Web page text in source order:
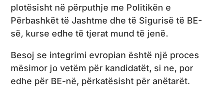
plotësisht në përputhje me Politikën e
Përbashkët të Jashtme dhe të Sigurisë të BE-
së, kurse edhe të tjerat mund të jenë.
Besoj se integrimi evropian është një proces
mësimor jo vetëm për kandidatët, si ne, por
edhe për BE-në, përkatësisht për anëtarët.